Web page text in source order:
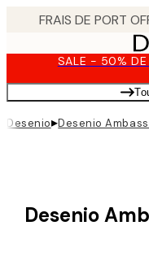
content.SALE - 50% DE
Desenio▸Desenio
Desenio